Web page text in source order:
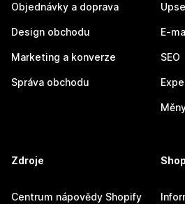
Objednávky a doprava
Design obchodu
Marketing a konverze
Správa obchodu
E-
SEO
Zdroje
Centrum nápovědy Shopify